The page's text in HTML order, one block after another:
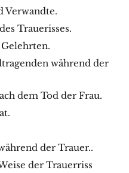
Verwandte.
Trauerisses.
während der
dem Tod der Frau.
der Trauer..
der Trauerriss